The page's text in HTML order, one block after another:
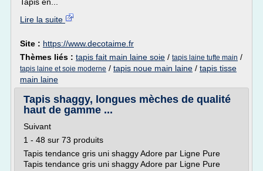
Lire la suite
Site : https://www.decotaime.fr
Thèmes liés : tapis fait main laine soie / tapis laine tufte main /
tapis laine et soie moderne / tapis noue main laine / tapis tisse
main laine
Tapis shaggy, longues mèches de qualité
haut de gamme ...
Suivant
1 - 48 sur 73 produits
Tapis tendance gris uni shaggy Adore par Ligne Pure
Tapis tendance gris uni shaggy Adore par Ligne Pure